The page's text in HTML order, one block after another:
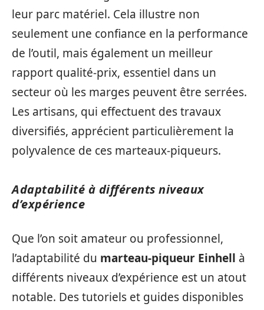
leur parc matériel. Cela illustre non
seulement une confiance en la performance
de l’outil, mais également un meilleur
rapport qualité-prix, essentiel dans un
secteur où les marges peuvent être serrées.
Les artisans, qui effectuent des travaux
diversifiés, apprécient particulièrement la
polyvalence de ces marteaux-piqueurs.
Adaptabilité à différents niveaux
d’expérience
Que l’on soit amateur ou professionnel,
l’adaptabilité du marteau-piqueur Einhell à
différents niveaux d’expérience est un atout
notable. Des tutoriels et guides disponibles